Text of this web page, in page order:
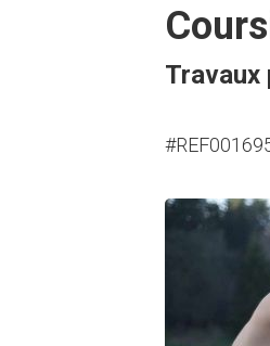
Travaux